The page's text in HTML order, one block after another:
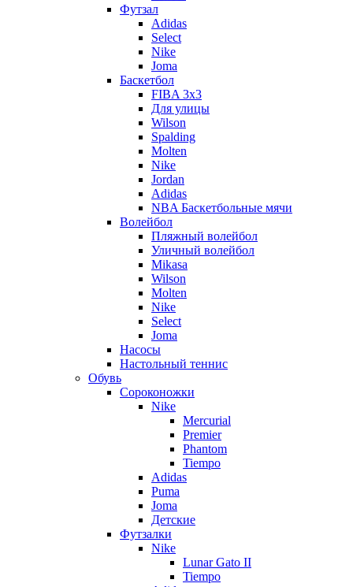
Футзал
Adidas
Select
Nike
Joma
Баскетбол
FIBA 3x3
Для улицы
Wilson
Spalding
Molten
Nike
Jordan
Adidas
NBA Баскетбольные мячи
Волейбол
Пляжный волейбол
Уличный волейбол
Mikasa
Wilson
Molten
Nike
Select
Joma
Насосы
Настольный теннис
Обувь
Сороконожки
Nike
Mercurial
Premier
Phantom
Tiempo
Adidas
Puma
Joma
Детские
Футзалки
Nike
Lunar Gato II
Tiempo